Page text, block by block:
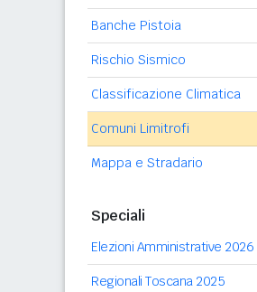
Banche Pistoia
Rischio Sismico
Classificazione Climatica
Comuni Limitrofi
Mappa e Stradario
Speciali
Elezioni Amministrative 2026
Regionali Toscana 2025